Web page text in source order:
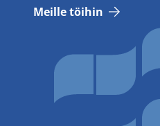
Meil­le töi­hin